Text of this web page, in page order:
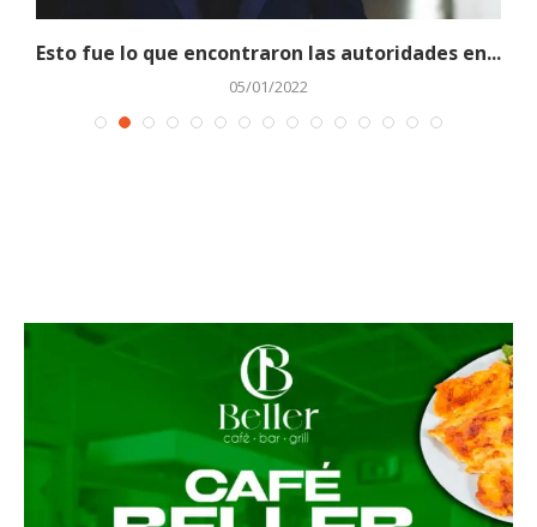
Esto fue lo que encontraron las autoridades en...
05/01/2022